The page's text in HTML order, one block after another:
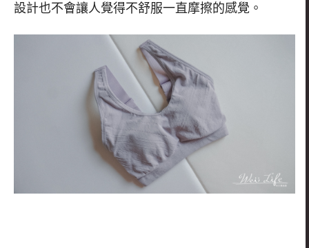
設計也不會讓人覺得不舒服一直摩擦的感覺。